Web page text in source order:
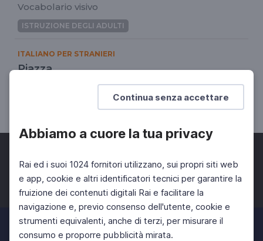
Continua senza accettare
Abbiamo a cuore la tua privacy
Rai ed i suoi 1024 fornitori utilizzano, sui propri siti web
e app, cookie e altri identificatori tecnici per garantire la
fruizione dei contenuti digitali Rai e facilitare la
navigazione e, previo consenso dell'utente, cookie e
strumenti equivalenti, anche di terzi, per misurare il
consumo e proporre pubblicità mirata.
Vocabolario visivo
ISTRUZIONE DEGLI ADULTI
ITALIANO PER STRANIERI
Piazza
Vocabolario visivo
ISTRUZIONE DEGLI ADULTI
Facebook Twitter Instagram